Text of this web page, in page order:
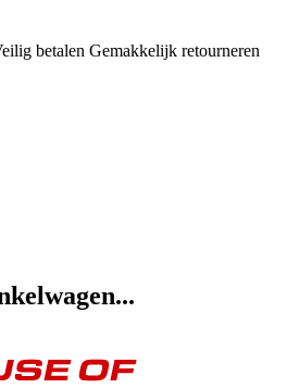
betalen Gemakkelijk retourneren